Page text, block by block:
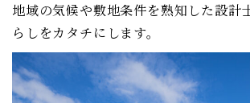
地域の気候や敷地条件を熟知した設計
らしをカタチにします。